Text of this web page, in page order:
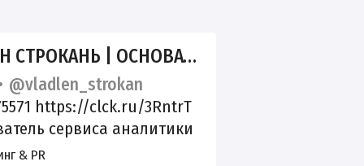
| ОСНОВАТЕЛЬ WILDBOX
@vladlen_strokan
https://clck.ru/3RntrT
сервиса аналитики
Wildbox.ru
& PR